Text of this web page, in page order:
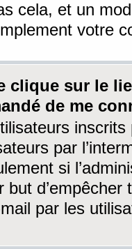
cela, et un
votre
clique sur le
de me
par
si
but
par les